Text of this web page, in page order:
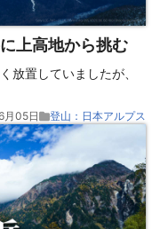
上高地から挑む
放置していましたが、
月05日 登山：日本アルプス